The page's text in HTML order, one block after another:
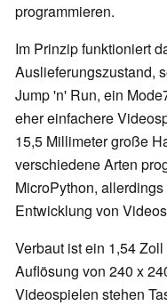
programmieren.
Im Prinzip funktioniert
Auslieferungszustand,
Jump 'n' Run, ein
eher einfachere
15,5 Millimeter große
verschiedene Arten
MicroPython,
Entwicklung von
Verbaut ist ein 1,54
Auflösung von 240 x
Videospielen stehen